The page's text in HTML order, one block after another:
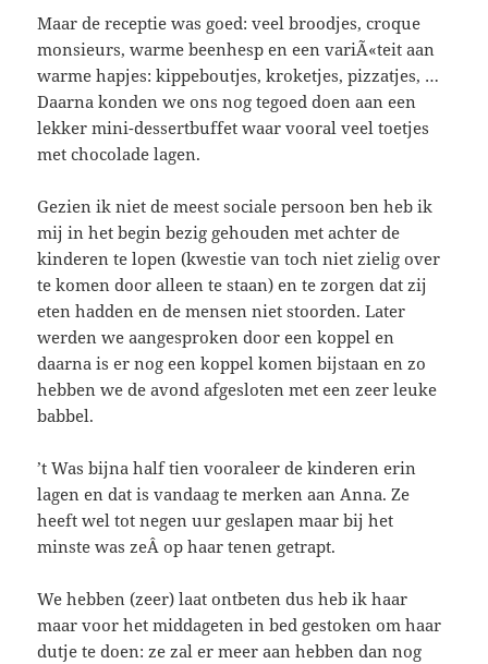
Maar de receptie was goed: veel broodjes, croque
monsieurs, warme beenhesp en een variÃ«teit aan
warme hapjes: kippeboutjes, kroketjes, pizzatjes, …
Daarna konden we ons nog tegoed doen aan een
lekker mini-dessertbuffet waar vooral veel toetjes
met chocolade lagen.
Gezien ik niet de meest sociale persoon ben heb ik
mij in het begin bezig gehouden met achter de
kinderen te lopen (kwestie van toch niet zielig over
te komen door alleen te staan) en te zorgen dat zij
eten hadden en de mensen niet stoorden. Later
werden we aangesproken door een koppel en
daarna is er nog een koppel komen bijstaan en zo
hebben we de avond afgesloten met een zeer leuke
babbel.
’t Was bijna half tien vooraleer de kinderen erin
lagen en dat is vandaag te merken aan Anna. Ze
heeft wel tot negen uur geslapen maar bij het
minste was zeÂ op haar tenen getrapt.
We hebben (zeer) laat ontbeten dus heb ik haar
maar voor het middageten in bed gestoken om haar
dutje te doen: ze zal er meer aan hebben dan nog